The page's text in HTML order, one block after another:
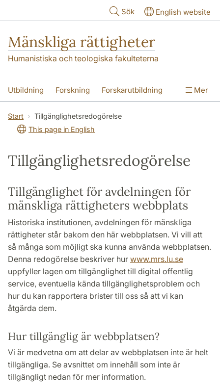
Sök English website
Mänskliga rättigheter
Humanistiska och teologiska fakulteterna
Utbildning Forskning Forskarutbildning
Kontakt Om oss
Mer
Start
Tillgänglighetsredogörelse
This page in English
Tillgänglighetsredogörelse
Tillgänglighet för avdelningen för
mänskliga rättigheters webbplats
Historiska institutionen, avdelningen för mänskliga
rättigheter står bakom den här webbplatsen. Vi vill att
så många som möjligt ska kunna använda webbplatsen.
Denna redogörelse beskriver hur www.mrs.lu.se
uppfyller lagen om tillgänglighet till digital offentlig
service, eventuella kända tillgänglighetsproblem och
hur du kan rapportera brister till oss så att vi kan
åtgärda dem.
Hur tillgänglig är webbplatsen?
Vi är medvetna om att delar av webbplatsen inte är helt
tillgängliga. Se avsnittet om innehåll som inte är
tillgängligt nedan för mer information.